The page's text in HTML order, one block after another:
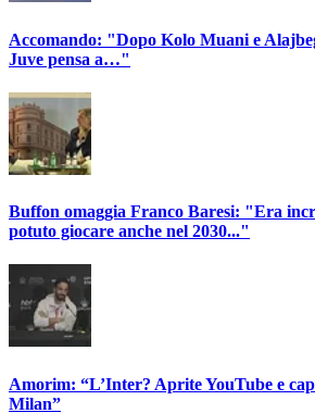
Accomando: "Dopo Kolo Muani e
Juve pensa a…"
Buffon omaggia Franco Baresi: "Era
potuto giocare anche nel 2030..."
Amorim: “L’Inter? Aprite YouTube e
Milan”